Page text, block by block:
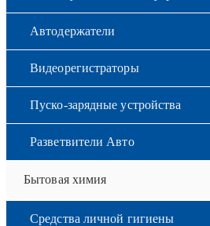
Автодержатели
Видеорегистраторы
Пуско-зарядные устройства
Разветвители Авто
Бытовая химия
Средства личной гигиены